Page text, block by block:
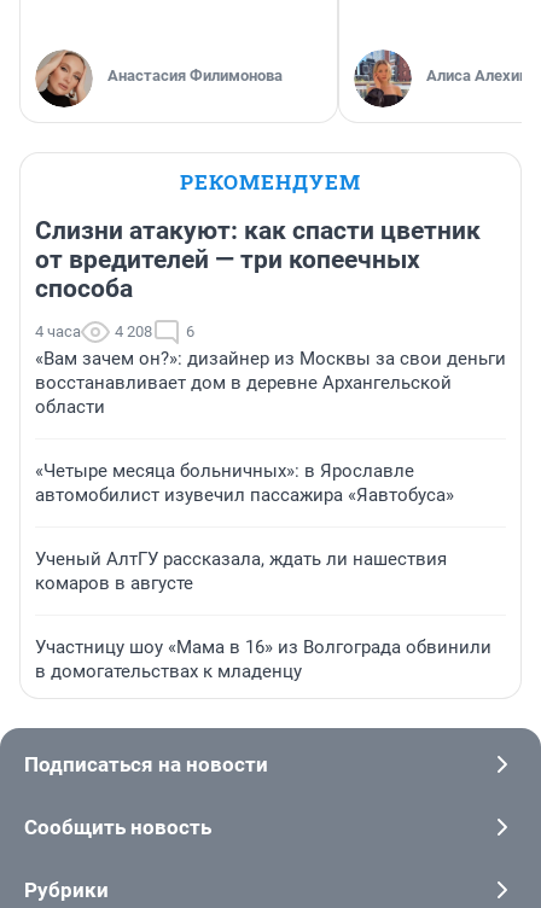
Анастасия Филимонова Алиса Алехина
РЕКОМЕНДУЕМ
Слизни атакуют: как спасти цветник
от вредителей — три копеечных
способа
4 часа 4 208 6
«Вам зачем он?»: дизайнер из Москвы за свои деньги
восстанавливает дом в деревне Архангельской
области
«Четыре месяца больничных»: в Ярославле
автомобилист изувечил пассажира «Яавтобуса»
Ученый АлтГУ рассказала, ждать ли нашествия
комаров в августе
Участницу шоу «Мама в 16» из Волгограда обвинили
в домогательствах к младенцу
Подписаться на новости
Сообщить новость
Рубрики